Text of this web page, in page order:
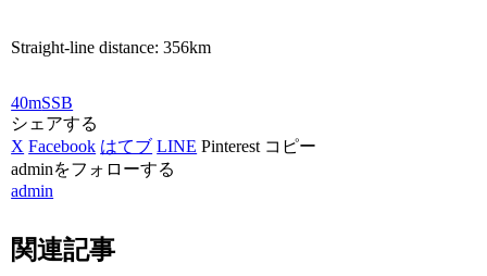
Straight-line distance: 356km
40mSSB
シェアする
X Facebook はてブ LINE Pinterest コピー
adminをフォローする
admin
関連記事